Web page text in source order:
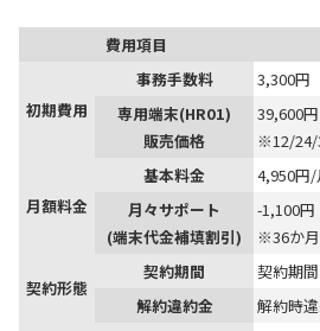
費用項目
初期費用
事務手数料
3,300円
専用端末(HR01)
販売価格
39,600円
※12/24/
月額料金
基本料金
4,950円/
月々サポート
(端末代金補填割引)
-1,100円
※36か
契約形態
契約期間
契約期
解約違約金
解約時